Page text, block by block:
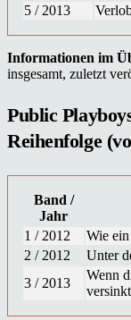
5 / 2013
Informationen im
insgesamt, zuletzt
Public
Reihenfolge
Band /
Jahr
1 / 2012
Wie
2 / 2012
Unter
3 / 2013
Wenn
versinkt